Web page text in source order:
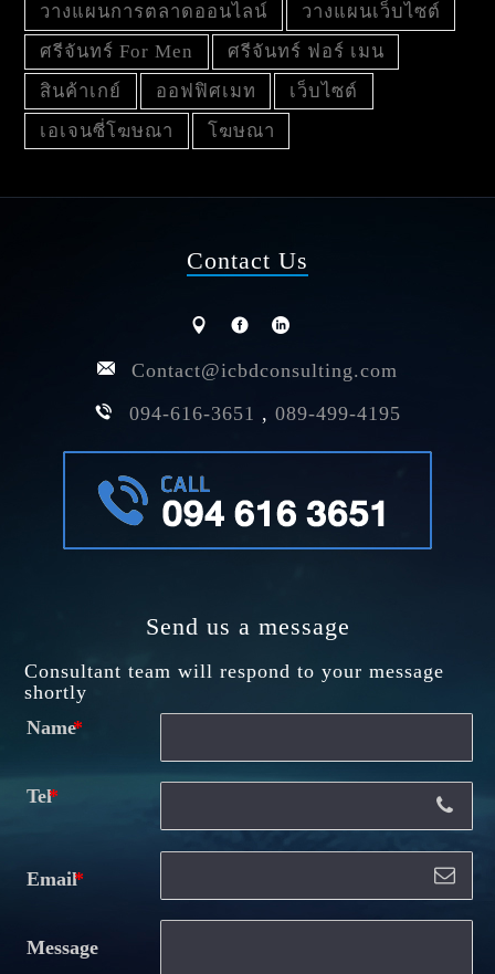
วางแผนการตลาดออนไลน์
วางแผนเว็บไซต์
ศรีจันทร์ For Men
ศรีจันทร์ ฟอร์ เมน
สินค้าเกย์
ออฟฟิศเมท
เว็บไซต์
เอเจนซี่โฆษณา
โฆษณา
Contact Us
Contact@icbdconsulting.com
094-616-3651 , 089-499-4195
Send us a message
Consultant team will respond to your message
shortly
Name
Tel
Email
Message